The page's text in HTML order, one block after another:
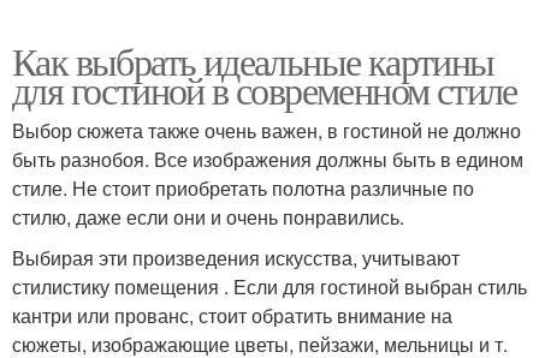
Как выбрать идеальные картины
для гостиной в современном стиле
Выбор сюжета также очень важен, в гостиной не должно
быть разнобоя. Все изображения должны быть в едином
стиле. Не стоит приобретать полотна различные по
стилю, даже если они и очень понравились.
Выбирая эти произведения искусства, учитывают
стилистику помещения . Если для гостиной выбран стиль
кантри или прованс, стоит обратить внимание на
сюжеты, изображающие цветы, пейзажи, мельницы и т.